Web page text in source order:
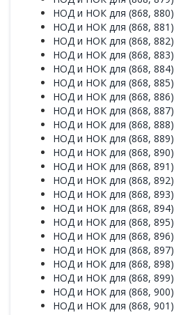
НОД и НОК для (868, 880)
НОД и НОК для (868, 881)
НОД и НОК для (868, 882)
НОД и НОК для (868, 883)
НОД и НОК для (868, 884)
НОД и НОК для (868, 885)
НОД и НОК для (868, 886)
НОД и НОК для (868, 887)
НОД и НОК для (868, 888)
НОД и НОК для (868, 889)
НОД и НОК для (868, 890)
НОД и НОК для (868, 891)
НОД и НОК для (868, 892)
НОД и НОК для (868, 893)
НОД и НОК для (868, 894)
НОД и НОК для (868, 895)
НОД и НОК для (868, 896)
НОД и НОК для (868, 897)
НОД и НОК для (868, 898)
НОД и НОК для (868, 899)
НОД и НОК для (868, 900)
НОД и НОК для (868, 901)